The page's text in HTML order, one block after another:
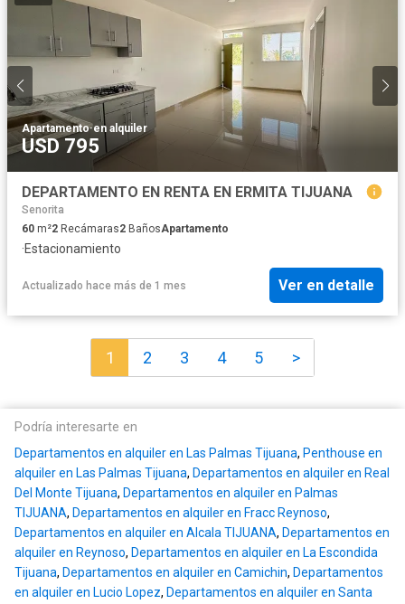
Apartamento·en alquiler
USD 795
DEPARTAMENTO EN RENTA EN ERMITA TIJUANA
Senorita
60 m²2 Recámaras2 BañosApartamento
·Estacionamiento
Actualizado hace más de 1 mes Ver en detalle
1 2 3 4 5 >
Podría interesarte en
Departamentos en alquiler en Las Palmas Tijuana, Penthouse en
alquiler en Las Palmas Tijuana, Departamentos en alquiler en Real
Del Monte Tijuana, Departamentos en alquiler en Palmas
TIJUANA, Departamentos en alquiler en Fracc Reynoso,
Departamentos en alquiler en Alcala TIJUANA, Departamentos en
alquiler en Reynoso, Departamentos en alquiler en La Escondida
Tijuana, Departamentos en alquiler en Camichin, Departamentos
en alquiler en Lucio Lopez, Departamentos en alquiler en Santa